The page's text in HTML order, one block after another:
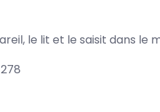
le lit et le saisit dans le